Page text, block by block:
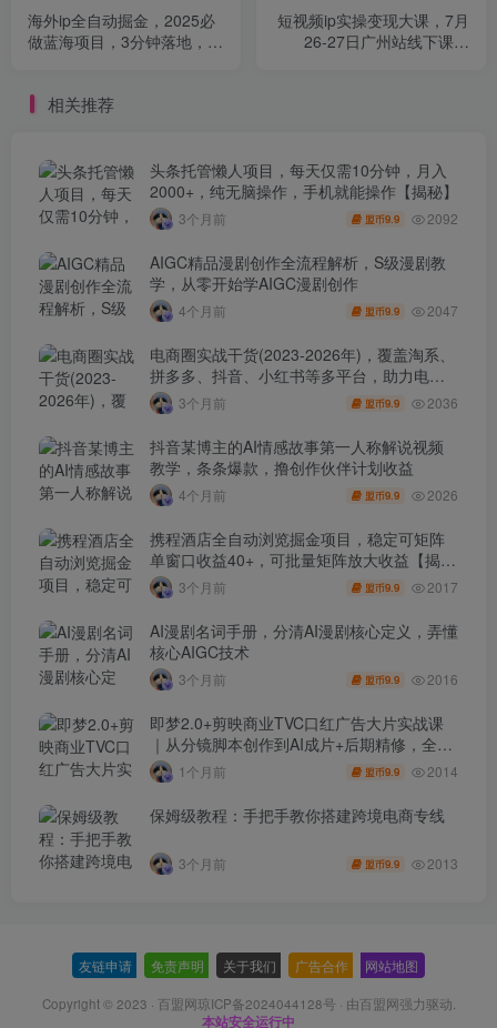
海外ip全自动掘金，2025必
做蓝海项目，3分钟落地，矩
短视频ip实操变现大课，7月
26-27日广州站线下课，
相关推荐
头条托管懒人项目，每天仅需10分钟，月入
2000+，纯无脑操作，手机就能操作【揭秘】
3个月前 盟币9.9 2092
AIGC精品漫剧创作全流程解析，S级漫剧教
学，从零开始学AIGC漫剧创作
4个月前 盟币9.9 2047
电商圈实战干货(2023-2026年)，覆盖淘系、
拼多多、抖音、小红书等多平台，助力电商
人避开坑、提效率、稳盈利(更新4月)
3个月前 盟币9.9 2036
抖音某博主的AI情感故事第一人称解说视频
教学，条条爆款，撸创作伙伴计划收益
4个月前 盟币9.9 2026
携程酒店全自动浏览掘金项目，稳定可矩阵
单窗口收益40+，可批量矩阵放大收益【揭
秘】3个月前 盟币9.9 2017
AI漫剧名词手册，分清AI漫剧核心定义，弄懂
核心AIGC技术
3个月前 盟币9.9 2016
即梦2.0+剪映商业TVC口红广告大片实战课
｜从分镜脚本创作到AI成片+后期精修，全流
程打造品牌级产品广告
1个月前 盟币9.9 2014
保姆级教程：手把手教你搭建跨境电商专线
3个月前 盟币9.9 2013
友链申请 免责声明 关于我们 广告合作 网站地图
Copyright © 2023 · 百盟网琼ICP备2024044128号 · 由百盟网强力驱动.
本站安全运行中